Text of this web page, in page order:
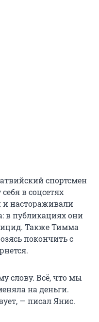
спортсмен
в соцсетях
и настораживали
в публикациях они
Также Тимма
покончить с
слову. Всё, что мы
на деньги.
— писал Янис.